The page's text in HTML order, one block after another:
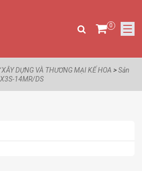
0
DỰNG VÀ THƯƠNG MẠI KẾ HOA >Sản
14MR/DS